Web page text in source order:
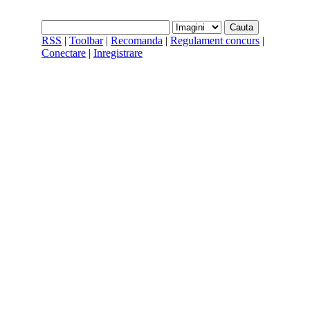
RSS | Toolbar| Recomanda | Regulament concurs |
Conectare | Inregistrare